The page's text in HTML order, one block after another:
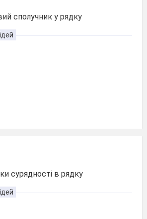
сполучник у рядку
сурядності в рядку